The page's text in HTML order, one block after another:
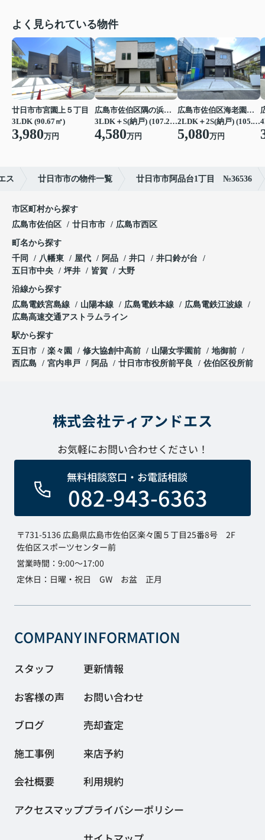
よく見られている物件
廿日市市宮園上５丁目
3LDK (90.67㎡)
3,980万円
広島市佐伯区隅の浜２丁目
3LDK＋S(納戸) (107.23㎡)
4,580万円
広島市佐伯区海老園３丁目
2LDK＋2S(納戸) (105.16㎡)
5,080万円
ス 廿日市市の物件一覧 廿日市市阿品台1丁目 №36536
市区町村から探す
広島市佐伯区
廿日市市 広島市西区
町名から探す
千同
八幡東 屋代 阿品 井口
井口鈴が台
五日市中央
坪井 皆賀 大野
沿線から探す
広島電鉄宮島線
山陽本線 広島電鉄本線
広島電鉄江波線
広島高速交通アストラムライン
駅から探す
五日市
楽々園 修大協創中高前 山陽女学園前
地御前
西広島
宮内串戸 阿品 廿日市市役所前平良 佐伯区役所前
株式会社ティアンドエス
お気軽にお問い合わせください！
無料相談窓口・お電話相談
082-943-6363
〒731-5136 広島県広島市佐伯区楽々園５丁目25番8号 2F
佐伯区スポーツセンター前
営業時間：9:00～17:00
定休日：日曜・祝日 GW お盆 正月
COMPANY
スタッフ
お客様の声
ブログ
施工事例
会社概要
アクセスマップ
INFORMATION
更新情報
お問い合わせ
売却査定
来店予約
利用規約
プライバシーポリシー